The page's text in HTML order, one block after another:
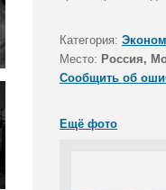
Категория:
Место: Россия,
Сообщить об
Ещё фото